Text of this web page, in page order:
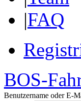
|FAQ
BOS-
Benutzername oder E-